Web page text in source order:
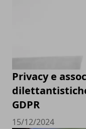
Privacy e
GDPR
15/12/2024